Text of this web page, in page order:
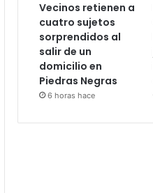
Vecinos retienen a
cuatro sujetos
sorprendidos al
salir de un
domicilio en
Piedras Negras
6 horas hace